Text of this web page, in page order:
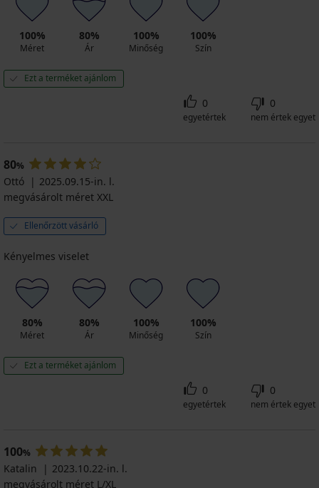
100%
Méret
80%
Ár
100%
Minőség
100%
Szín
Ezt a terméket ajánlom
0
egyetértek
0
nem értek egyet
80%
Ottó
2025.09.15-in. l.
megvásárolt méret XXL
Ellenőrzött vásárló
Kényelmes viselet
80%
Méret
80%
Ár
100%
Minőség
100%
Szín
Ezt a terméket ajánlom
0
egyetértek
0
nem értek egyet
100%
Katalin
2023.10.22-in. l.
megvásárolt méret L/XL